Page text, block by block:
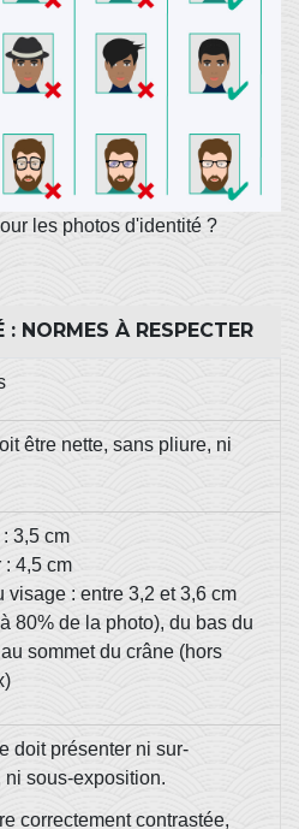
les photos d'identité ?
NORMES À RESPECTER
être nette, sans pliure, ni
: 3,5 cm
: 4,5 cm
visage : entre 3,2 et 3,6 cm
80% de la photo), du bas du
sommet du crâne (hors
doit présenter ni sur-
ni sous-exposition.
correctement contrastée,